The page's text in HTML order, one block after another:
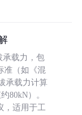
承载力，包
准（如《混
承载力计算
80kN）。
，适用于工